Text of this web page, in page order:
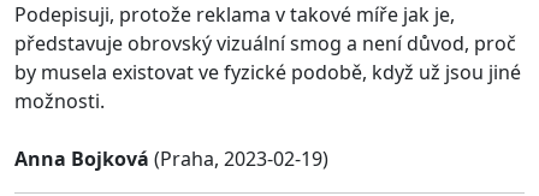
Podepisuji, protože reklama v takové míře jak je,
představuje obrovský vizuální smog a není důvod, proč
by musela existovat ve fyzické podobě, když už jsou jiné
možnosti.
Anna Bojková (Praha, 2023-02-19)